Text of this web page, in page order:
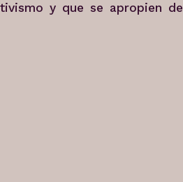
y que se apropien de